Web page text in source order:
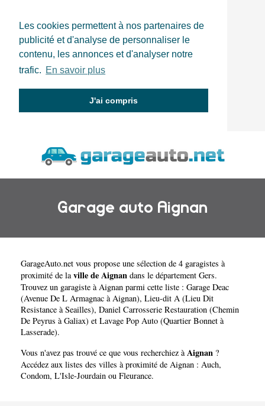
Les cookies permettent à nos partenaires de
publicité et d'analyse de personnaliser le
contenu, les annonces et d'analyser notre
trafic. En savoir plus
J'ai compris
Garage auto Aignan
GarageAuto.net vous propose une sélection de 4 garagistes à
proximité de laville de Aignan dans le département Gers.
Trouvez un garagiste à Aignan parmi cette liste : Garage Deac
(Avenue De L Armagnac à Aignan), Lieu-dit A (Lieu Dit
Resistance à Seailles), Daniel Carrosserie Restauration (Chemin
De Peyrus à Galiax) et Lavage Pop Auto (Quartier Bonnet à
Lasserade).
Vous n'avez pas trouvé ce que vous recherchiez à Aignan ?
Accédez aux listes des villes à proximité de Aignan : Auch,
Condom, L'Isle-Jourdain ou Fleurance.